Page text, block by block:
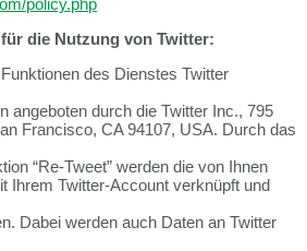
die Nutzung von Twitter:
des Dienstes Twitter
angeboten durch die Twitter Inc., 795
Francisco, CA 94107, USA. Durch das
“Re-Tweet” werden die von Ihnen
Ihrem Twitter-Account verknüpft und
Dabei werden auch Daten an Twitter